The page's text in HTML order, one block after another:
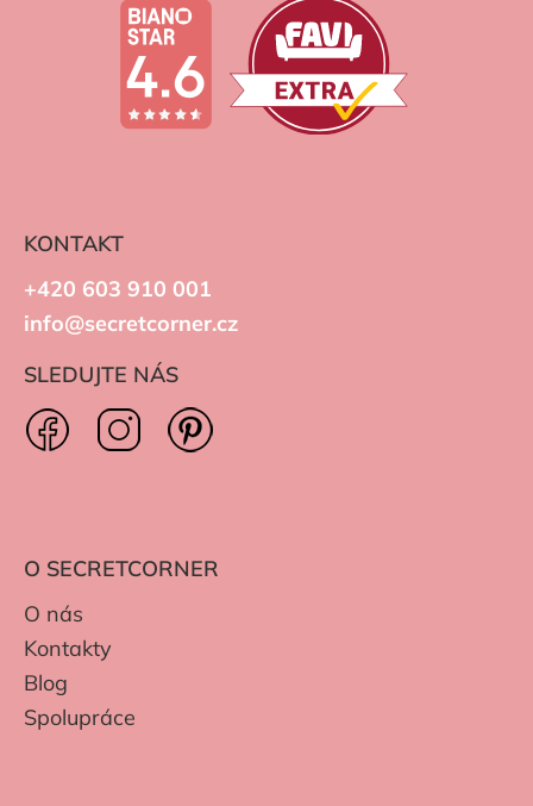
KONTAKT
+420 603 910 001
info@secretcorner.cz
SLEDUJTE NÁS
O SECRETCORNER
O nás
Kontakty
Blog
Spolupráce